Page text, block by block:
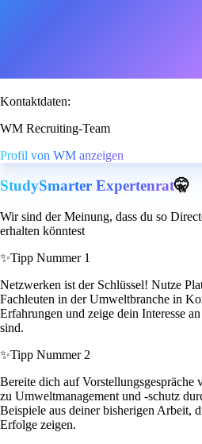
Kontaktdaten:
WM Recruiting-Team
Profil von WM anzeigen
StudySmarter Expertenrat🤫
Wir sind der Meinung, dass du so
erhalten könntest
✨Tipp Nummer 1
Netzwerken ist der Schlüssel! Nutze
Fachleuten in der Umweltbranche in
Erfahrungen und zeige dein Interesse
sind.
✨Tipp Nummer 2
Bereite dich auf Vorstellungsgespräche
zu Umweltmanagement und -schutz
Beispiele aus deiner bisherigen Arbeit,
Erfolge zeigen.